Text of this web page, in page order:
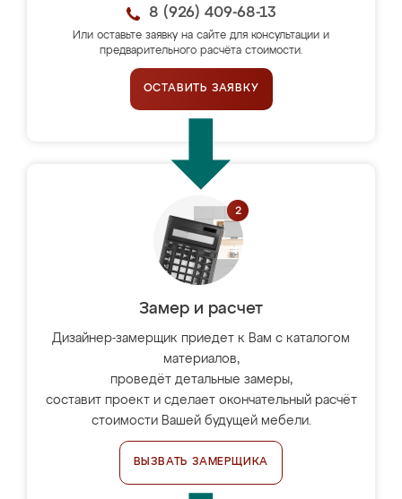
8 (926) 409-68-13
Или оставьте заявку на сайте для консультации и
предварительного расчёта стоимости.
ОСТАВИТЬ ЗАЯВКУ
Замер и расчет
Дизайнер-замерщик приедет к Вам с каталогом
материалов,
проведёт детальные замеры,
составит проект и сделает окончательный расчёт
стоимости Вашей будущей мебели.
ВЫЗВАТЬ ЗАМЕРЩИКА